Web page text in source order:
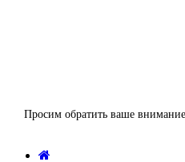
Просим обратить ваше